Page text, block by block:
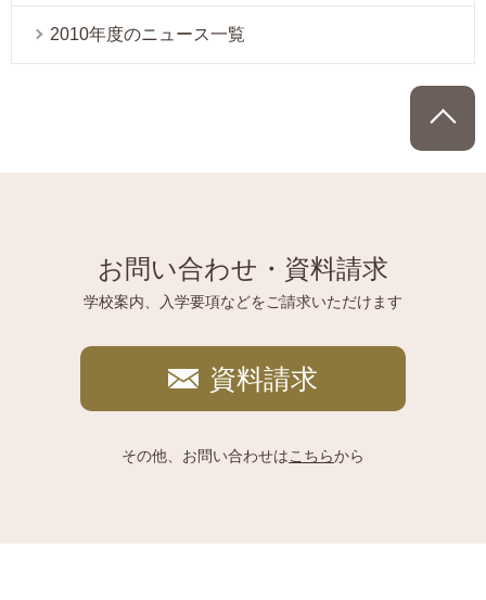
2010年度のニュース一覧
お問い合わせ・資料請求
学校案内、入学要項などをご請求いただけます
資料請求
その他、お問い合わせはこちらから